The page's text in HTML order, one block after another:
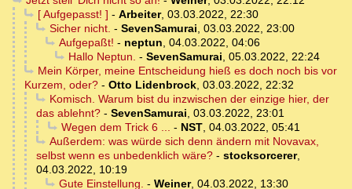
[ Aufgepasst! ] - Arbeiter, 03.03.2022, 22:30
Sicher nicht. - SevenSamurai, 03.03.2022, 23:00
Aufgepaßt! - neptun, 04.03.2022, 04:06
Hallo Neptun. - SevenSamurai, 05.03.2022, 22:24
Mein Körper, meine Entscheidung hieß es doch noch bis vor
Kurzem, oder? - Otto Lidenbrock, 03.03.2022, 22:32
Komisch. Warum bist du inzwischen der einzige hier, der
das ablehnt? - SevenSamurai, 03.03.2022, 23:01
Wegen dem Trick 6 ... - NST, 04.03.2022, 05:41
Außerdem: was würde sich denn ändern mit Novavax,
selbst wenn es unbedenklich wäre? - stocksorcerer,
04.03.2022, 10:19
Gute Einstellung. - Weiner, 04.03.2022, 13:30